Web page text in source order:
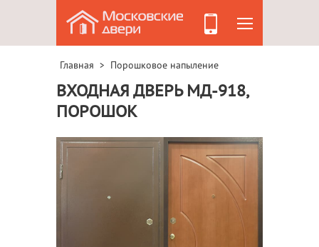
Главная > Порошковое напыление
ВХОДНАЯ ДВЕРЬ МД-918,
ПОРОШОК